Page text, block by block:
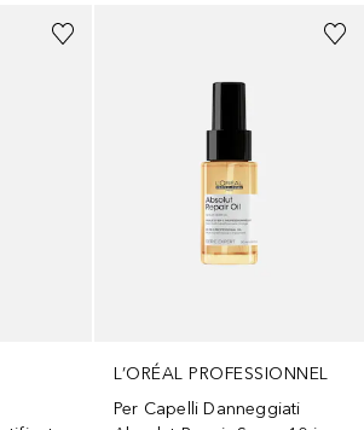
L’ORÉAL PROFESSIONNEL
Per Capelli Danneggiati